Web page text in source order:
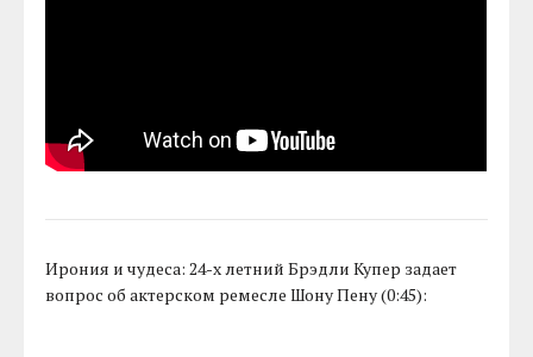
Ирония и чудеса: 24-х летний Брэдли Купер задает
вопрос об актерском ремесле Шону Пену (0:45):